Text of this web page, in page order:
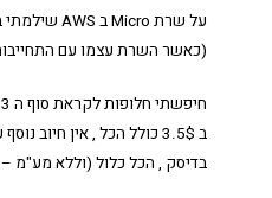
(כאשר השרת עצמו עם התחייבות ל 3 שנים
ב 3.5$ כולל הכל , אין
בדיסק , הכל כלול (וללא מע"מ –